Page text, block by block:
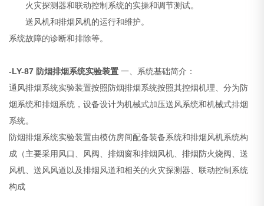
火灾探测器和联动控制系统的实操和调节测试。
送风机和排烟风机的运行和维护。
系统故障的诊断和排除等。
-LY-87 防烟排烟系统实验装置 一、系统基础简介：
通风排烟系统实验装置按照防烟排烟系统按照其控烟机理、分为防
烟系统和排烟系统，设备设计为机械式加压送风系统和机械式排烟
系统。
防烟排烟系统实验装置由模仿房间配备装备系统和排烟风机系统构
成（主要采用风口、风阀、排烟窗和排烟风机、排烟防火烧阀、送
风机、送风风道以及排烟风道和相关的火灾探测器、联动控制系统
构成